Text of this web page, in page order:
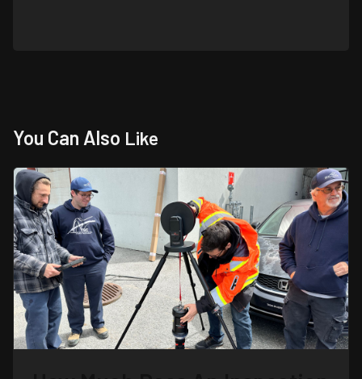
You Can Also Like